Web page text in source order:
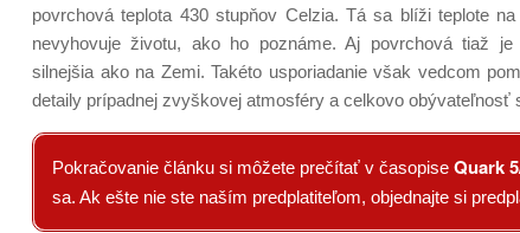
povrchová teplota 430 stupňov Celzia. Tá sa blíži teplote
nevyhovuje životu, ako ho poznáme. Aj povrchová tiaž
silnejšia ako na Zemi. Takéto usporiadanie však vedcom
detaily prípadnej zvyškovej atmosféry a celkovo obývateľnosť
Pokračovanie článku si môžete prečítať v časopise Quark
sa. Ak ešte nie ste naším predplatiteľom, objednajte si